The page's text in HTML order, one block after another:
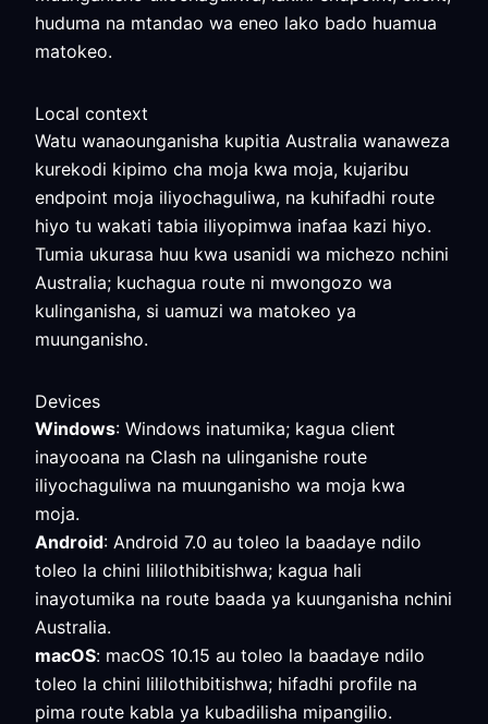
huduma na mtandao wa eneo lako bado huamua
matokeo.
Local context
Watu wanaounganisha kupitia Australia wanaweza
kurekodi kipimo cha moja kwa moja, kujaribu
endpoint moja iliyochaguliwa, na kuhifadhi route
hiyo tu wakati tabia iliyopimwa inafaa kazi hiyo.
Tumia ukurasa huu kwa usanidi wa michezo nchini
Australia; kuchagua route ni mwongozo wa
kulinganisha, si uamuzi wa matokeo ya
muunganisho.
Devices
Windows: Windows inatumika; kagua client
inayooana na Clash na ulinganishe route
iliyochaguliwa na muunganisho wa moja kwa
moja.
Android: Android 7.0 au toleo la baadaye ndilo
toleo la chini lililothibitishwa; kagua hali
inayotumika na route baada ya kuunganisha nchini
Australia.
macOS: macOS 10.15 au toleo la baadaye ndilo
toleo la chini lililothibitishwa; hifadhi profile na
pima route kabla ya kubadilisha mipangilio.